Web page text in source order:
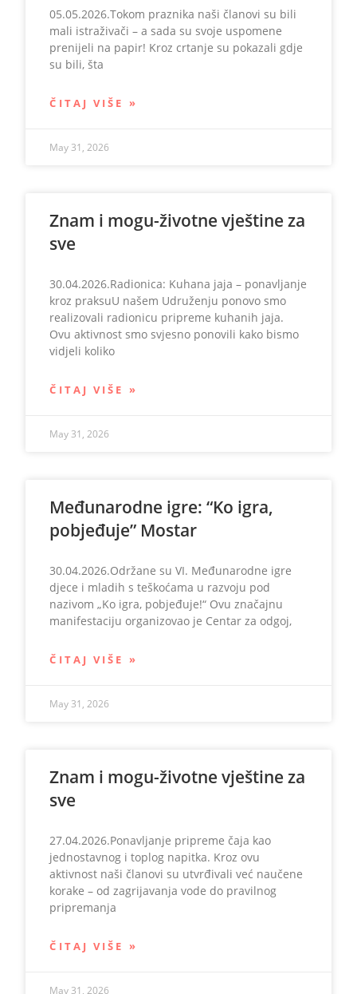
05.05.2026.Tokom praznika naši članovi su bili
mali istraživači – a sada su svoje uspomene
prenijeli na papir! Kroz crtanje su pokazali gdje
su bili, šta
ČITAJ VIŠE »
May 31, 2026
Znam i mogu-životne vještine za
sve
30.04.2026.Radionica: Kuhana jaja – ponavljanje
kroz praksuU našem Udruženju ponovo smo
realizovali radionicu pripreme kuhanih jaja.
Ovu aktivnost smo svjesno ponovili kako bismo
vidjeli koliko
ČITAJ VIŠE »
May 31, 2026
Međunarodne igre: “Ko igra,
pobjeđuje” Mostar
30.04.2026.Održane su VI. Međunarodne igre
djece i mladih s teškoćama u razvoju pod
nazivom „Ko igra, pobjeđuje!“ Ovu značajnu
manifestaciju organizovao je Centar za odgoj,
ČITAJ VIŠE »
May 31, 2026
Znam i mogu-životne vještine za
sve
27.04.2026.Ponavljanje pripreme čaja kao
jednostavnog i toplog napitka. Kroz ovu
aktivnost naši članovi su utvrđivali već naučene
korake – od zagrijavanja vode do pravilnog
pripremanja
ČITAJ VIŠE »
May 31, 2026